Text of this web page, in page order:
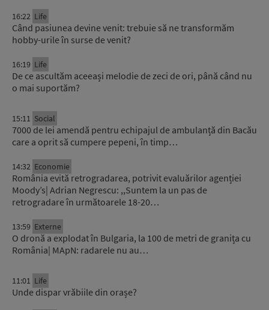
16:22 Life
Când pasiunea devine venit: trebuie să ne transformăm
hobby-urile în surse de venit?
16:19 Life
De ce ascultăm aceeași melodie de zeci de ori, până când nu
o mai suportăm?
15:11 Social
7000 de lei amendă pentru echipajul de ambulanță din Bacău
care a oprit să cumpere pepeni, în timp…
14:32 Economie
România evită retrogradarea, potrivit evaluărilor agenției
Moody’s| Adrian Negrescu: ,,Suntem la un pas de
retrogradare în următoarele 18-20…
13:59 Externe
O dronă a explodat în Bulgaria, la 100 de metri de granița cu
România| MApN: radarele nu au…
11:01 Life
Unde dispar vrăbiile din orașe?